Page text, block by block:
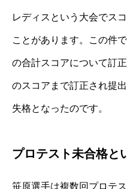
レディスという大会でス
ことがあります。この件
の合計スコアについて訂
のスコアまで訂正され提
失格となったのです。
プロテスト未合格と
笹原選手は複数回プロテ